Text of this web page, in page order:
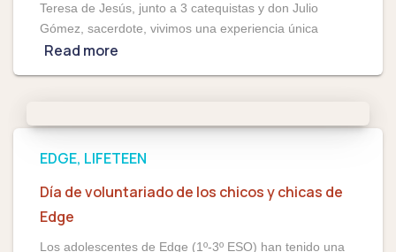
Teresa de Jesús, junto a 3 catequistas y don Julio
Gómez, sacerdote, vivimos una experiencia única
Read more
EDGE LIFETEEN
Día de voluntariado de los chicos y chicas de
Edge
Los adolescentes de Edge (1º-3º ESO) han tenido una